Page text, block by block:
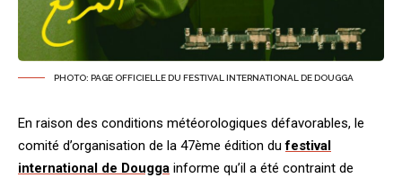
PHOTO: PAGE OFFICIELLE DU FESTIVAL INTERNATIONAL DE DOUGGA
En raison des conditions météorologiques défavorables, le
comité d’organisation de la 47ème édition dufestival
international de Dougga informe qu’il a été contraint de